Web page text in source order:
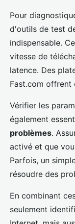
Pour
d'outils de test
indispensable.
vitesse de
latence. Des
Fast.com offrent
Vérifier les
également
problèmes.
activé et que
Parfois, un
résoudre des
En combinant
seulement